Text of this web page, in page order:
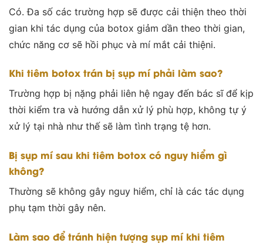
Có. Đa số các trường hợp sẽ được cải thiện theo thời
gian khi tác dụng của botox giảm dần theo thời gian,
chức năng cơ sẽ hồi phục và mí mắt cải thiệni.
Khi tiêm botox trán bị sụp mí phải làm sao?
Trường hợp bị nặng phải liên hệ ngay đến bác sĩ để kịp
thời kiểm tra và hướng dẫn xử lý phù hợp, không tự ý
xử lý tại nhà như thế sẽ làm tình trạng tệ hơn.
Bị sụp mí sau khi tiêm botox có nguy hiểm gì
không?
Thường sẽ không gây nguy hiểm, chỉ là các tác dụng
phụ tạm thời gây nên.
Làm sao để tránh hiện tượng sụp mí khi tiêm